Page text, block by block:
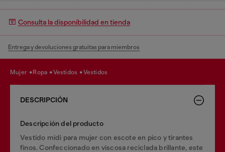
Consulta la disponibilidad en tienda
Entrega y devoluciones gratuitas para miembros
mujer ropa vestidos vestidos
DESCRIPCIÓN
Descripción del producto
Vestido midi para mujer con escote en pico y tirantes
finos. Confeccionado en viscosa reciclada brillante, este